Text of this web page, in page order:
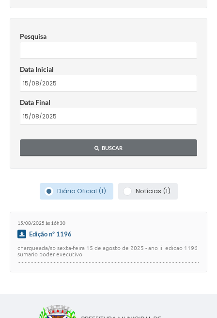
Pesquisa
Data Inicial
Data Final
BUSCAR
Diário Oficial (1) Notícias (1)
15/08/2025 às 16h30
Edição nº 1196
charqueada/sp sexta-feira 15 de agosto de 2025 - ano iii edicao 1196
sumario poder executivo